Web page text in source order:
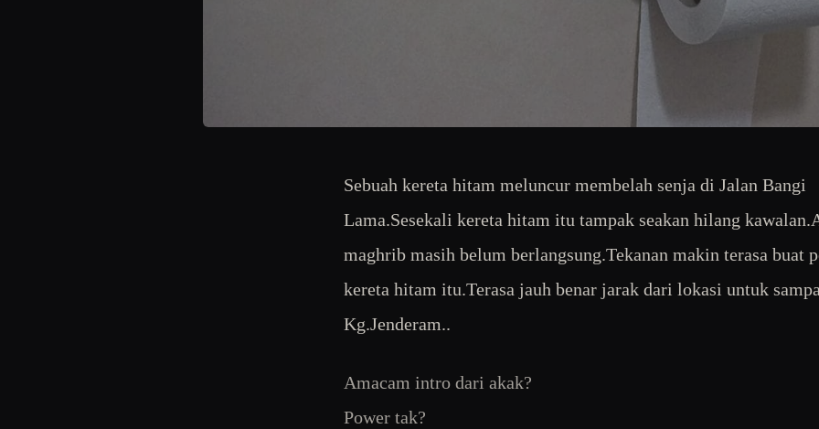
Sebuah kereta hitam meluncur membelah senja di Jalan Bangi
Lama.Sesekali kereta hitam itu tampak seakan hilang
maghrib masih belum berlangsung.Tekanan makin terasa buat
kereta hitam itu.Terasa jauh benar jarak dari lokasi untuk
Kg.Jenderam..
Amacam intro dari akak?
Power tak?